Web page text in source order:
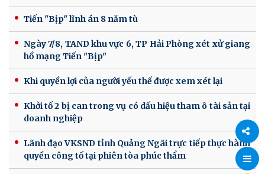
Chia
Tiến "Bịp" lĩnh án 8 năm tù
Ngày 7/8, TAND khu vực 6, TP Hải Phòng xét xử giang
hồ mạng Tiến "Bịp"
Khi quyền lợi của người yếu thế được xem xét lại
Khởi tố 2 bị can trong vụ có dấu hiệu tham ô tài sản tại
doanh nghiệp
Lãnh đạo VKSND tỉnh Quảng Ngãi trực tiếp thực hành
quyền công tố tại phiên tòa phúc thẩm